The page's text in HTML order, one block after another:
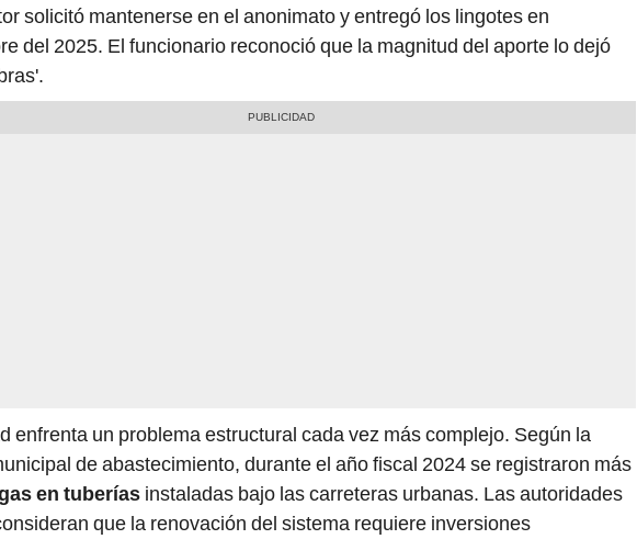
solicitó mantenerse en el anonimato y entregó los lingotes en
del 2025. El funcionario reconoció que la magnitud del aporte lo dejó
enfrenta un problema estructural cada vez más complejo. Según la
de abastecimiento, durante el año fiscal 2024 se registraron más
en tuberías instaladas bajo las carreteras urbanas. Las autoridades
que la renovación del sistema requiere inversiones